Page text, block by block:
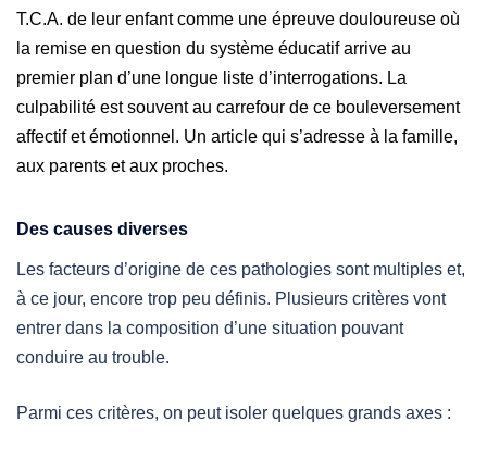
T.C.A. de leur enfant comme une épreuve douloureuse où
la remise en question du système éducatif arrive au
premier plan d’une longue liste d’interrogations. La
culpabilité est souvent au carrefour de ce bouleversement
affectif et émotionnel. Un article qui s’adresse à la famille,
aux parents et aux proches.
Des causes diverses
Les facteurs d’origine de ces pathologies sont multiples et,
à ce jour, encore trop peu définis. Plusieurs critères vont
entrer dans la composition d’une situation pouvant
conduire au trouble.
Parmi ces critères, on peut isoler quelques grands axes :